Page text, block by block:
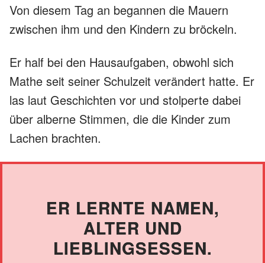
Von diesem Tag an begannen die Mauern
zwischen ihm und den Kindern zu bröckeln.
Er half bei den Hausaufgaben, obwohl sich
Mathe seit seiner Schulzeit verändert hatte. Er
las laut Geschichten vor und stolperte dabei
über alberne Stimmen, die die Kinder zum
Lachen brachten.
ER LERNTE NAMEN,
ALTER UND
LIEBLINGSESSEN.